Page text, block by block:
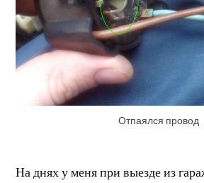
Отпаялся провод
На днях у меня при выезде из